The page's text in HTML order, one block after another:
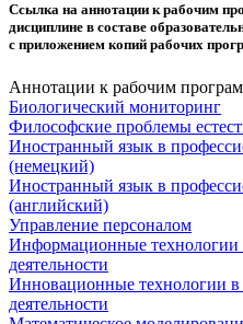
Ссылка на аннотации к рабочим
дисциплине в составе
с приложением копий рабочих
Аннотации к рабочим
Биологический мониторинг
Философские проблемы
Иностранный язык в
(немецкий)
Иностранный язык в
(английский)
Управление персоналом
Информационные технологии
деятельности
Инновационные технологии в
деятельности